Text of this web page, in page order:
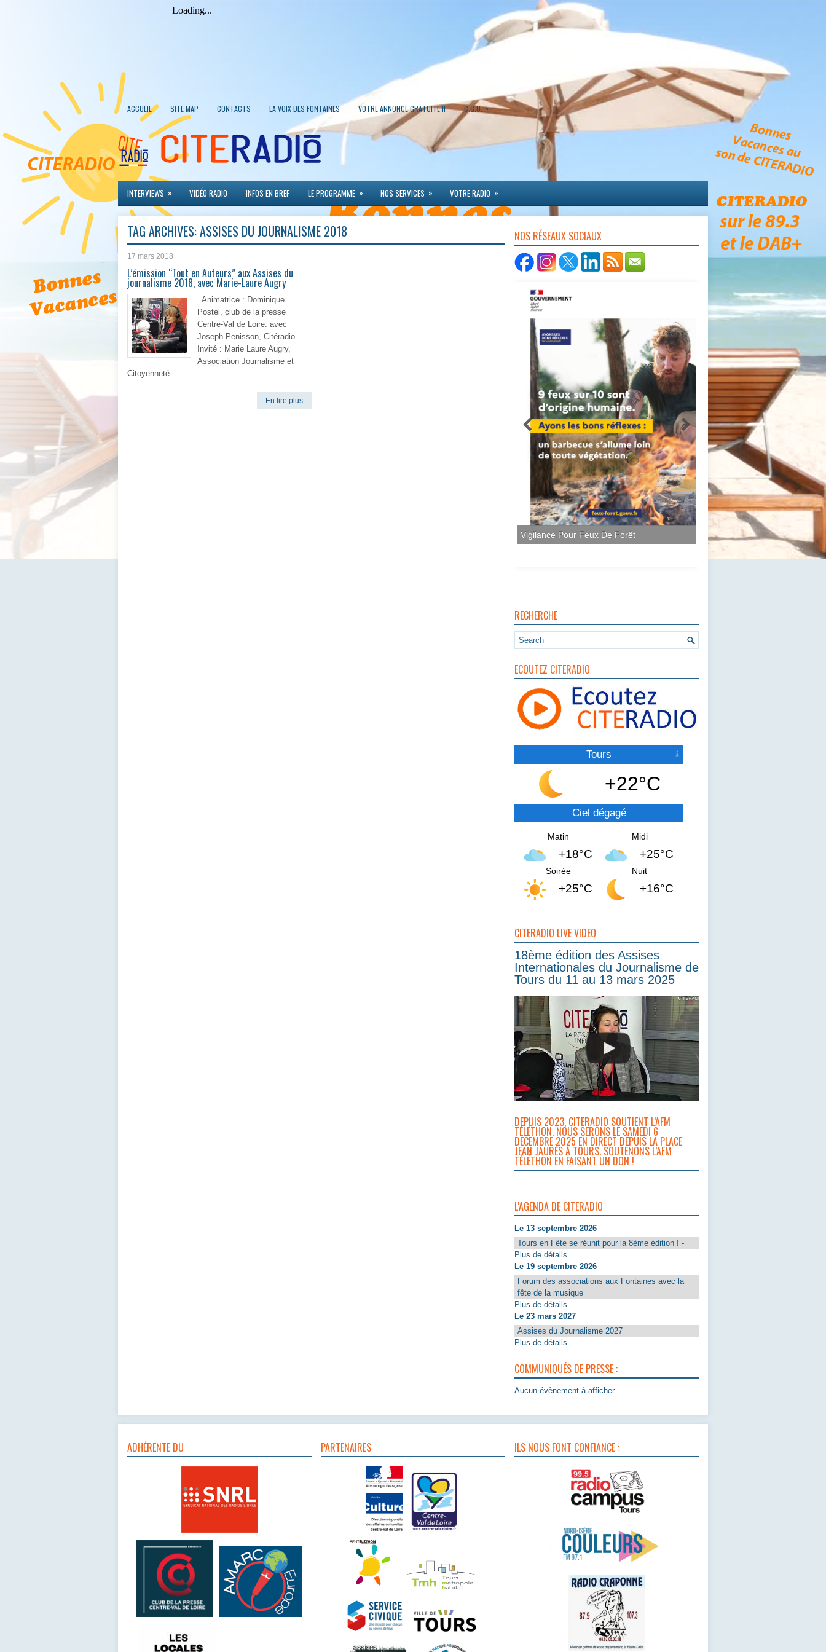
ACCUEIL SITE MAP CONTACTS LA VOIX DES FONTAINES VOTRE ANNONCE GRATUITE !! C.G.U. »
INTERVIEWS » VIDÉO RADIO INFOS EN BREF LE PROGRAMME » NOS SERVICES » VOTRE RADIO »
TAG ARCHIVES:ASSISES DU JOURNALISME 2018
17 mars 2018
L’émission “Tout en Auteurs” aux Assises du
journalisme 2018, avec Marie-Laure Augry
Animatrice : Dominique
Postel, club de la presse
Centre-Val de Loire. avec
Joseph Penisson, Citéradio.
Invité : Marie Laure Augry,
Association Journalisme et
Citoyenneté.
En lire plus
NOS RÉSEAUX SOCIAUX
Vigilance Pour Feux De Forêt
RECHERCHE
ECOUTEZ CITERADIO
Tours
+22°C
Ciel dégagé
Matin
+18°C
Midi
+25°C
Soirée
+25°C
Nuit
+16°C
CITERADIO LIVE VIDEO
18ème édition des Assises
Internationales du Journalisme de
Tours du 11 au 13 mars 2025
DEPUIS 2023, CITERADIO SOUTIENT L’AFM
TÉLÉTHON. NOUS SERONS LE SAMEDI 6
DÉCEMBRE 2025 EN DIRECT DEPUIS LA PLACE
JEAN JAURÈS À TOURS. SOUTENONS L’AFM
TÉLÉTHON EN FAISANT UN DON !
L'AGENDA DE CITERADIO
Le 13 septembre 2026
Tours en Fête se réunit pour la 8ème édition ! -
Plus de détails
Le 19 septembre 2026
Forum des associations aux Fontaines avec la
fête de la musique
Plus de détails
Le 23 mars 2027
Assises du Journalisme 2027
Plus de détails
COMMUNIQUÉS DE PRESSE :
Aucun évènement à afficher.
ADHÉRENTE DU PARTENAIRES ILS NOUS FONT CONFIANCE :